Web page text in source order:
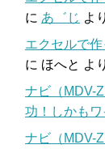
に あ゛じ より
エクセルで
に ほへと より
ナビ（MDV-
功！しかも
ナビ（MDV-